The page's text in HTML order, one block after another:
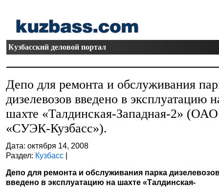
Кузбасский деловой портал
Депо для ремонта и обслуживания
дизелевозов введено в эксплуатацию
шахте «Талдинская-Западная-2» (ОАО
«СУЭК-Кузбасс»).
Дата: октября 14, 2008
Раздел: Кузбасс |
Депо для ремонта и обслуживания парка
введено в эксплуатацию на шахте «Талдинская-